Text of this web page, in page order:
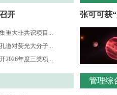
开
重大非共识项目...
道对荧光大分子...
2026年度三类项...
张可可获
管理综